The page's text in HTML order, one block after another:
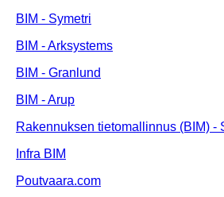
BIM - Symetri
BIM - Arksystems
BIM - Granlund
BIM - Arup
Rakennuksen tietomallinnus (BIM) -
Infra BIM
Poutvaara.com